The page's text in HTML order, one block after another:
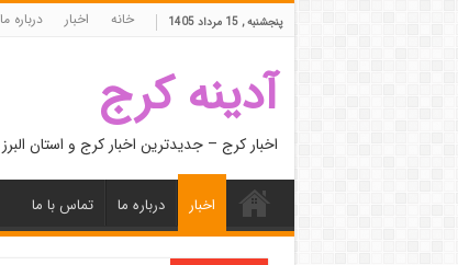
پنجشنبه , 15 مرداد 1405 خانه اخبار درباره ما
آدینه کرج
اخبار کرج – جدیدترین اخبار کرج و استان البرز
اخبار درباره ما تماس با ما